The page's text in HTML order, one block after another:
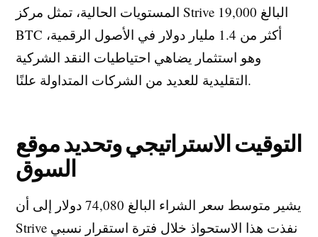
المستويات الحالية، تمثل مركز Strive البالغ 19,000
BTC أكثر من 1.4 مليار دولار في الأصول الرقمية،
وهو استثمار يضاهي احتياطيات النقد الشركية
التقليدية للعديد من الشركات المتداولة علنًا.
التوقيت الاستراتيجي وتحديد موقع
السوق
يشير متوسط سعر الشراء البالغ 74,080 دولار إلى أن
Strive نفذت هذا الاستحواذ خلال فترة استقرار نسبي